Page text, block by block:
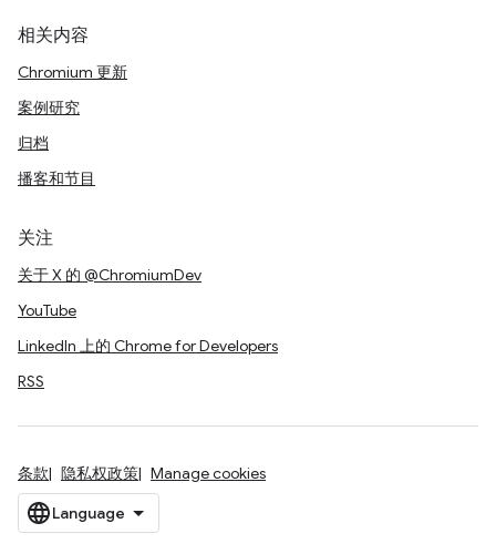
相关内容
Chromium 更新
案例研究
归档
播客和节目
关注
关于 X 的 @ChromiumDev
YouTube
LinkedIn 上的 Chrome for Developers
RSS
条款 隐私权政策 Manage cookies